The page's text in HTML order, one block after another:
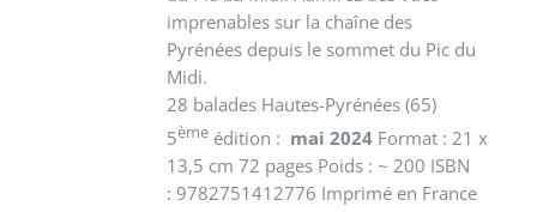
imprenables sur la chaîne des
Pyrénées depuis le sommet du Pic du
Midi.
28 balades Hautes-Pyrénées (65)
5ème édition : mai 2024 Format : 21 x
13,5 cm 72 pages Poids : ~ 200 ISBN
: 9782751412776 Imprimé en France